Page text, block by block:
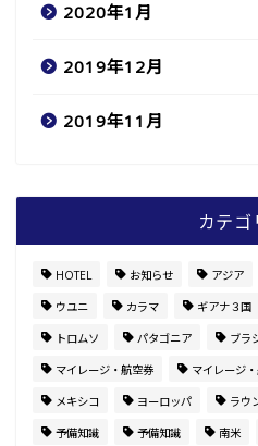
2020年1月
2019年12月
2019年11月
カテゴ
HOTEL お知らせ アジア
ウユニ カラマ ギアナ３国
トロムソ パタゴニア ブラ
マイレージ・航空券 マイレージ
メキシコ ヨーロッパ ラウ
予備知識 予備知識 南米